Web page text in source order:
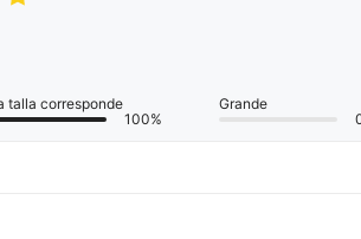
talla corresponde
100%
Grande